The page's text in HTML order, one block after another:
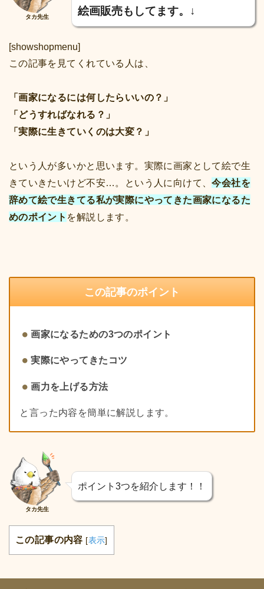
タカ先生 絵画販売もしてます。↓
[showshopmenu]
この記事を見てくれている人は、
「画家になるには何したらいいの？」
「どうすればなれる？」
「実際に生きていくのは大変？」
という人が多いかと思います。実際に画家として絵で生
きていきたいけど不安…。という人に向けて、今会社を
辞めて絵で生きてる私が実際にやってきた画家になるた
めのポイント を解説します。
この記事のポイント
画家になるための3つのポイント
実際にやってきたコツ
画力を上げる方法
と言った内容を簡単に解説します。
タカ先生
ポイント3つを紹介します！！
この記事の内容 [表示]